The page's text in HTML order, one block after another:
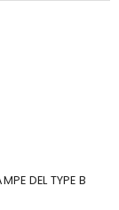
DEL TYPE B